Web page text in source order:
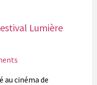
Lumière
au cinéma de